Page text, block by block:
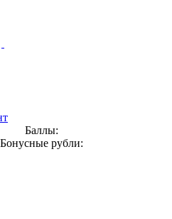
Баллы:
Бонусные рубли: